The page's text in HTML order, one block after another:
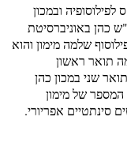
ובמכון
כהן באוניברסיטת
שלמה מימון והוא
תואר ראשון
שני במכון כהן
של מימון
סינתטיים אפריורי.